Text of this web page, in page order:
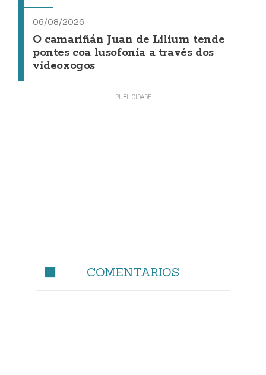
06/08/2026
O camariñán Juan de Lilium tende
pontes coa lusofonía a través dos
videoxogos
COMENTARIOS